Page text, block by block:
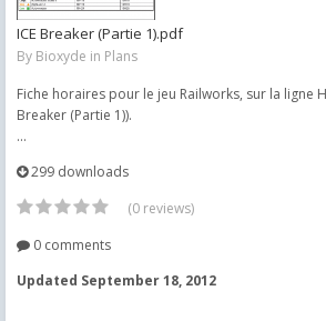
ICE Breaker (Partie 1).pdf
By Bioxyde in Plans
Fiche horaires pour le jeu Railworks, sur la ligne
Breaker (Partie 1)).
...
299 downloads
(0 reviews)
0 comments
Updated September 18, 2012